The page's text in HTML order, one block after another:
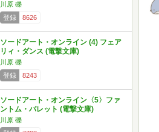
川原 礫
登録
8626
ソードアート・オンライン (4) フェア
リィ・ダンス (電撃文庫)
川原 礫
登録
8243
ソードアート・オンライン〈5〉ファ
ントム・バレット (電撃文庫)
川原 礫